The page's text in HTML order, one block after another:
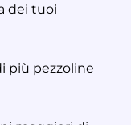
dei tuoi
più pezzoline